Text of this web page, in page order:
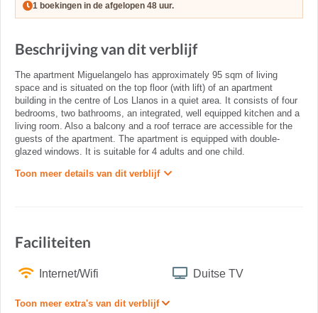
1 boekingen in de afgelopen 48 uur.
Beschrijving van dit verblijf
The apartment Miguelangelo has approximately 95 sqm of living
space and is situated on the top floor (with lift) of an apartment
building in the centre of Los Llanos in a quiet area. It consists of four
bedrooms, two bathrooms, an integrated, well equipped kitchen and a
living room. Also a balcony and a roof terrace are accessible for the
guests of the apartment. The apartment is equipped with double-
glazed windows. It is suitable for 4 adults and one child.
Toon meer details van dit verblijf
Faciliteiten
Internet/Wifi Duitse TV
Toon meer extra's van dit verblijf